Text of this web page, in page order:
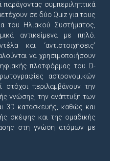
συμπεριληπτικά
σε δύο Quiz για τους
του Ηλιακού Συστήματος,
αντικείμενα με πηλό.
και ‘αντιστοιχήσεις’
να χρησιμοποιήσουν
πλατφόρμας του D-
αστρονομικών
στόχοι περιλαμβάνουν την
γνώσης, την ανάπτυξη των
3D κατασκευής, καθώς και
σκέψης και της ομαδικής
στη γνώση ατόμων με